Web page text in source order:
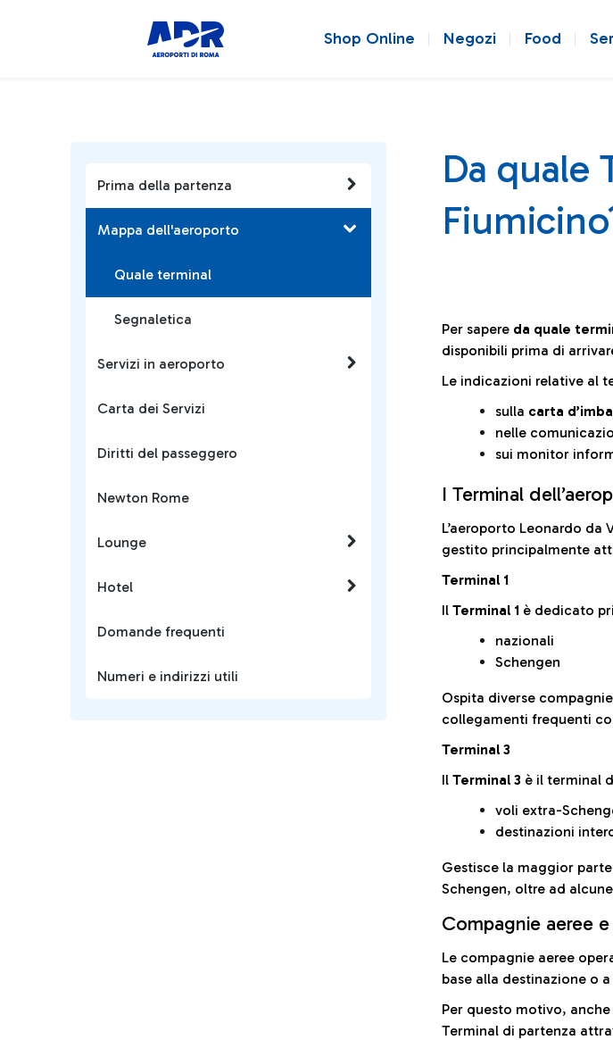
Shop Online Negozi Food
Prima della partenza
Mappa dell'aeroporto
Quale terminal
Segnaletica
Servizi in aeroporto
Carta dei Servizi
Diritti del passeggero
Newton Rome
Lounge
Hotel
Domande frequenti
Numeri e indirizzi utili
Da quale
Per sapere da quale
disponibili prima di
Le indicazioni relative al
sulla carta
nelle
sui monitor
I Terminal
L’aeroporto Leonardo
gestito principalmente
Terminal 1
Il Terminal 1 è dedicato
nazionali
Schengen
Ospita diverse
collegamenti frequenti
Terminal 3
Il Terminal 3 è il terminal
voli extra-
destinazioni
Gestisce la maggior
Schengen, oltre ad
Compagnie aeree
Le compagnie aeree
base alla destinazione o
Per questo motivo,
Terminal di partenza